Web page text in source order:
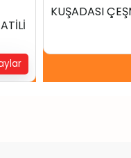
2 Gün2 Gece
KUŞADASI